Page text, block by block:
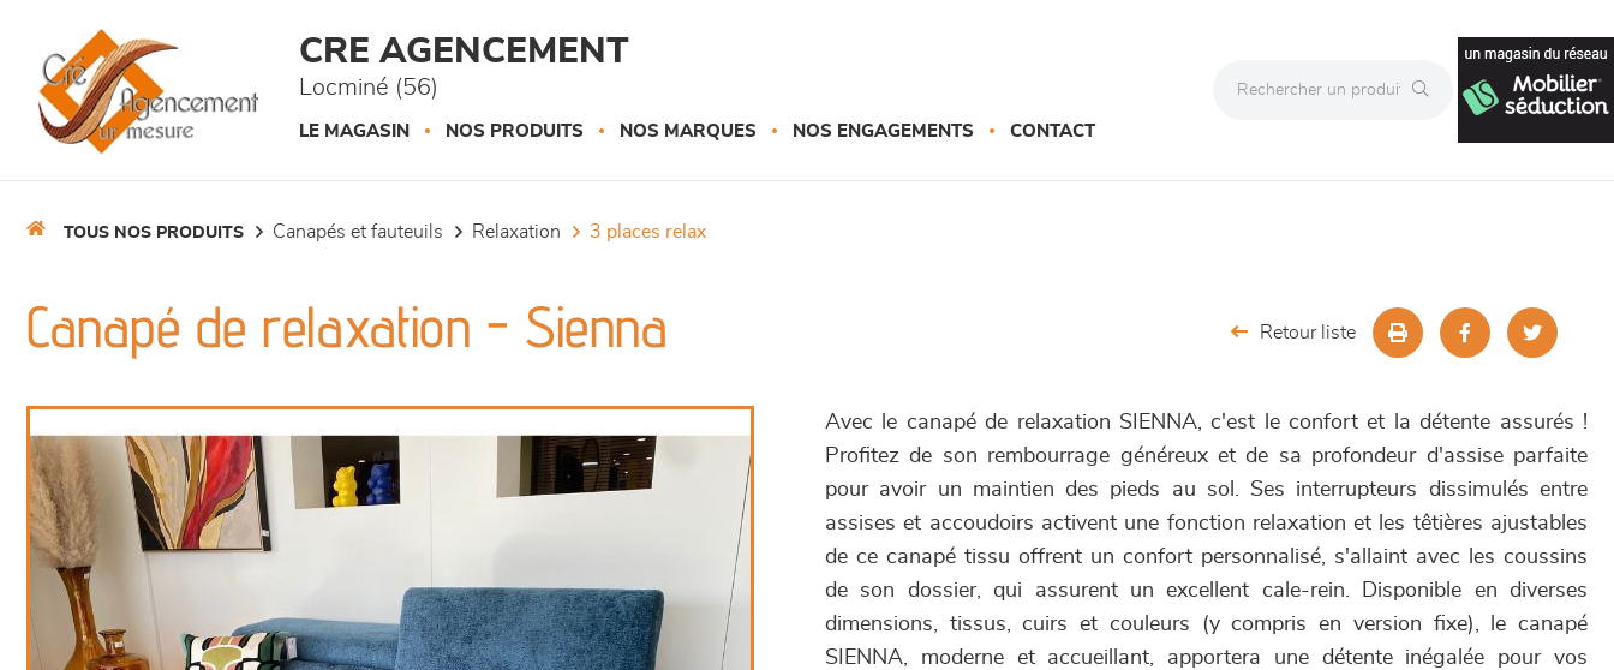
CRE AGENCEMENT
Locminé (56)
LE MAGASIN NOS PRODUITS NOS MARQUES NOS ENGAGEMENTS CONTACT
TOUS NOS PRODUITS canapés et fauteuils relaxation 3 places relax
Canapé de relaxation - Sienna Retour liste
Avec le canapé de relaxation SIENNA, c'est le confort et la détente assurés !
Profitez de son rembourrage généreux et de sa profondeur d'assise parfaite
pour avoir un maintien des pieds au sol. Ses interrupteurs dissimulés entre
assises et accoudoirs activent une fonction relaxation et les têtières ajustables
de ce canapé tissu offrent un confort personnalisé, s'allaint avec les coussins
de son dossier, qui assurent un excellent cale-rein. Disponible en diverses
dimensions, tissus, cuirs et couleurs (y compris en version fixe), le canapé
SIENNA, moderne et accueillant, apportera une détente inégalée pour vos